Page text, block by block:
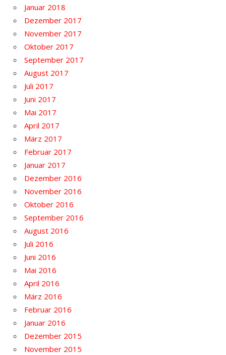
Januar 2018
Dezember 2017
November 2017
Oktober 2017
September 2017
August 2017
Juli 2017
Juni 2017
Mai 2017
April 2017
März 2017
Februar 2017
Januar 2017
Dezember 2016
November 2016
Oktober 2016
September 2016
August 2016
Juli 2016
Juni 2016
Mai 2016
April 2016
März 2016
Februar 2016
Januar 2016
Dezember 2015
November 2015